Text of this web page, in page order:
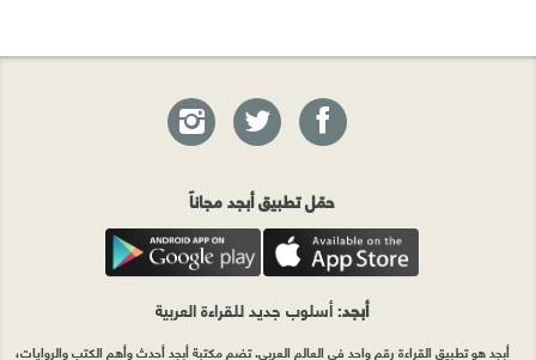
حمّل تطبيق أبجد مجاناً
أبجد: أسلوب جديد للقراءة العربية
أبجد هو تطبيق القراءة رقم واحد في العالم العربي. تضم مكتبة أبجد أحدث وأهم الكتب والروايات،